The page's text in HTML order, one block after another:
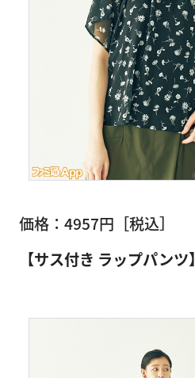
価格：4957円［税込］
【サス付き ラップパンツ】